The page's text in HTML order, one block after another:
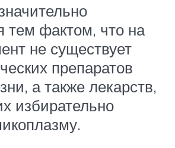
тем фактом, что на
не существует
препаратов
а также лекарств,
избирательно